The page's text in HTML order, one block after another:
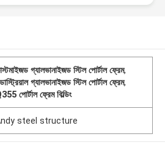
গ্যালভানাইজড স্টিল পোর্টাল ফ্রেম,
গ্যালভানাইজড স্টিল পোর্টাল ফ্রেম,
পোর্টাল ফ্রেম বিল্ডিং
steel structure